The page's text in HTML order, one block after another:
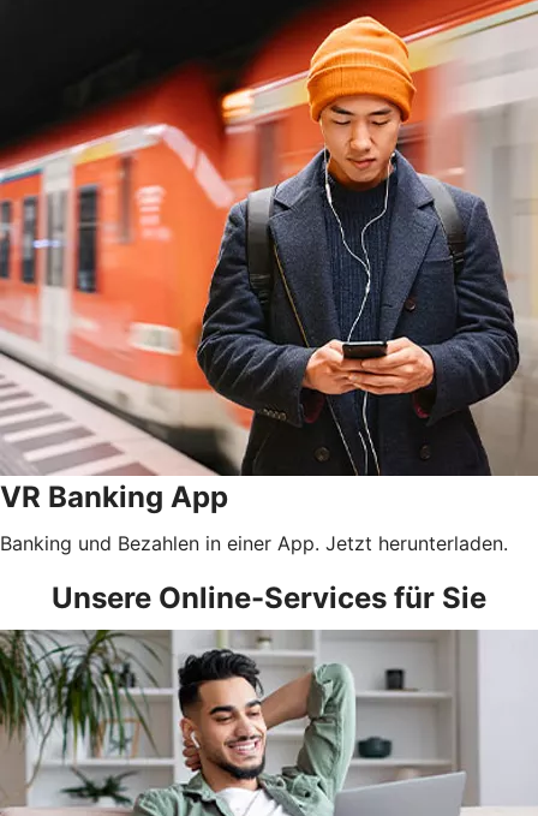
VR Banking App
Banking und Bezahlen in einer App. Jetzt herunterladen.
Unsere Online-Services für Sie